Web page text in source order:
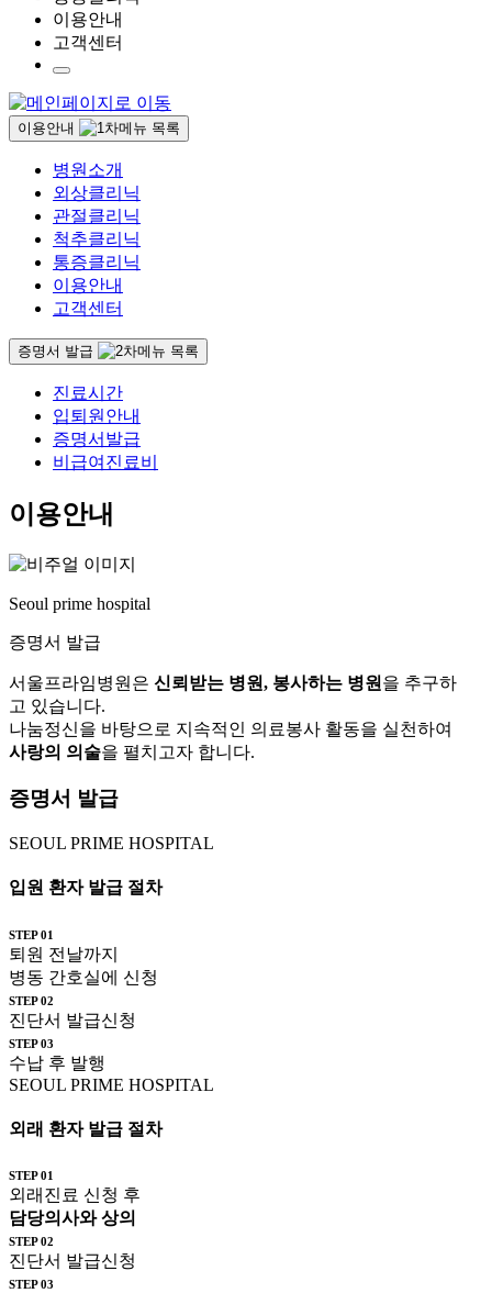
이용안내
고객센터
이용안내
병원소개
외상클리닉
관절클리닉
척추클리닉
통증클리닉
이용안내
고객센터
증명서 발급
진료시간
입퇴원안내
증명서발급
비급여진료비
이용안내
Seoul prime hospital
증명서 발급
서울프라임병원은 신뢰받는 병원, 봉사하는 병원 을 추구하
고 있습니다.
나눔정신을 바탕으로 지속적인 의료봉사 활동을 실천하여
사랑의 의술을 펼치고자 합니다.
증명서 발급
SEOUL PRIME HOSPITAL
입원 환자발급 절차
STEP 01
퇴원 전날까지
병동 간호실에 신청
STEP 02
진단서 발급신청
STEP 03
수납 후 발행
SEOUL PRIME HOSPITAL
외래 환자발급 절차
STEP 01
외래진료 신청 후
담당의사와 상의
STEP 02
진단서 발급신청
STEP 03